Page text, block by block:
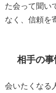
た会って聞い
なく、信頼を
相手の
会いたくなる